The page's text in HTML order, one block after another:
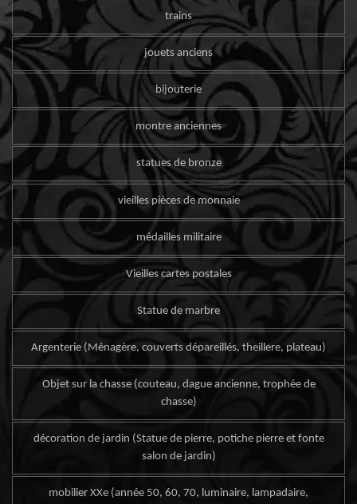
trains
jouets anciens
bijouterie
montre anciennes
statues de bronze
vieilles pièces de monnaie
médailles militaire
Vieilles cartes postales
Statue de marbre
Argenterie (Ménagère, couverts dépareillés, theillere, plateau)
Objet sur la chasse (couteau, dague ancienne, trophée de
chasse)
décoration de jardin (Statue de pierre, potiche pierre et fonte
salon de jardin)
mobilier XXe (année 50, 60, 70, luminaire, lampadaire,